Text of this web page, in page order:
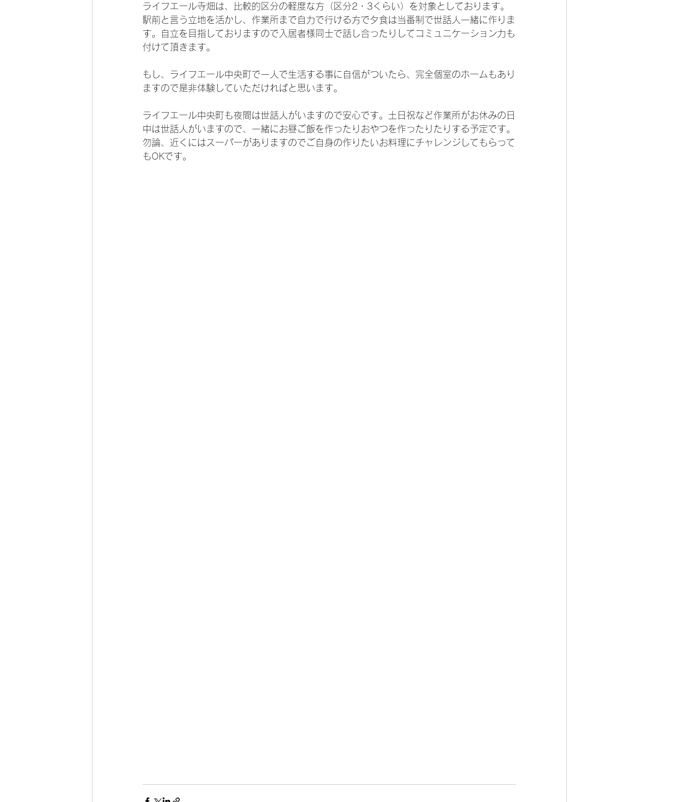
ライフエール寺畑は、比較的区分の軽度な方（区分2・3くらい）を対象としております。
駅前と言う立地を活かし、作業所まで自力で行ける方で夕食は当番制で世話人一緒に作りま
す。自立を目指しておりますので入居者様同士で話し合ったりしてコミュニケーション力も
付けて頂きます。
もし、ライフエール中央町で一人で生活する事に自信がついたら、完全個室のホームもあり
ますので是非体験していただければと思います。
ライフエール中央町も夜間は世話人がいますので安心です。土日祝など作業所がお休みの日
中は世話人がいますので、一緒にお昼ご飯を作ったりおやつを作ったりたりする予定です。
勿論、近くにはスーパーがありますのでご自身の作りたいお料理にチャレンジしてもらって
もOKです。